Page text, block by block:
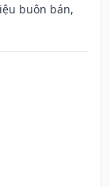
buôn bán,